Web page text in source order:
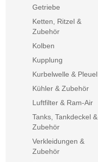
Getriebe
Ketten, Ritzel &
Zubehör
Kolben
Kupplung
Kurbelwelle & Pleuel
Kühler & Zubehör
Luftfilter & Ram-Air
Tanks, Tankdeckel &
Zubehör
Verkleidungen &
Zubehör